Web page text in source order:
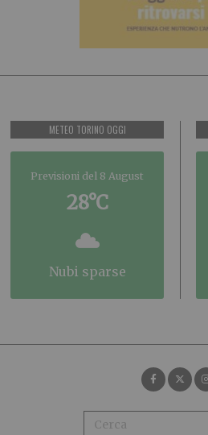
METEO TORINO OGGI
Previsioni del 8 August
28°C
nubi sparse